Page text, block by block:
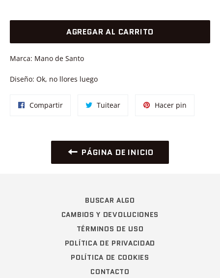
AGREGAR AL CARRITO
Marca: Mano de Santo
Diseño: Ok, no llores luego
CompartirCompartir TuitearTuitear
Hacer pin
PÁGINA DE INICIO
BUSCAR ALGO
CAMBIOS Y DEVOLUCIONES
TÉRMINOS DE USO
POLÍTICA DE PRIVACIDAD
POLÍTICA DE COOKIES
CONTACTO